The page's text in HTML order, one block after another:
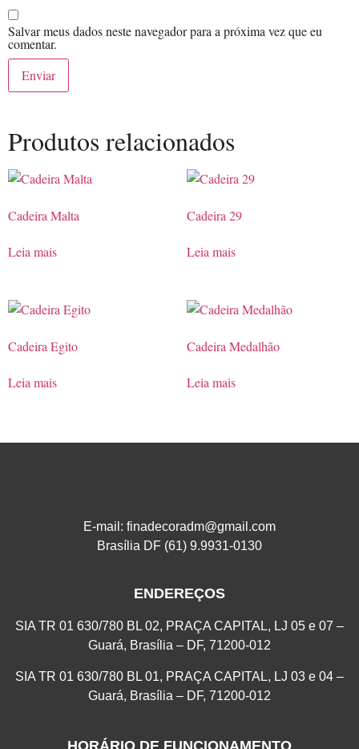
Salvar meus dados neste navegador para a próxima vez que eu
comentar.
Produtos relacionados
Cadeira Malta
Leia mais
Cadeira 29
Leia mais
Cadeira Egito
Leia mais
Cadeira Medalhão
Leia mais
E-mail: finadecoradm@gmail.com
Brasília DF (61) 9.9931-0130
ENDEREÇOS
SIA TR 01 630/780 BL 02, PRAÇA CAPITAL, LJ 05 e 07 –
Guará, Brasília – DF, 71200-012
SIA TR 01 630/780 BL 01, PRAÇA CAPITAL, LJ 03 e 04 –
Guará, Brasília – DF, 71200-012